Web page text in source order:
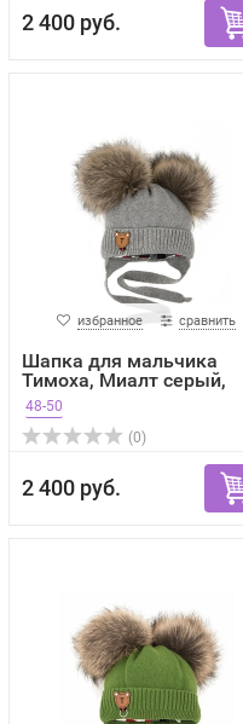
2 400 руб.
избранное сравнить
Шапка для мальчика
Тимоха, Миалт серый,
зима
48-50
(0)
2 400 руб.